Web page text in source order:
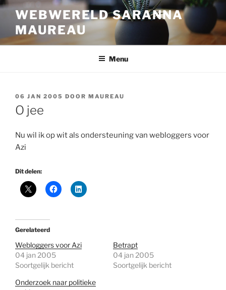
Ga
inhoud
WEBWERELD SARANNA
MAUREAU
Menu
GEPLAATST
OP
06 JAN 2005 DOOR MAUREAU
O jee
Nu wil ik op wit als ondersteuning van webloggers voor
Azi
Dit delen:
Gerelateerd
Webloggers voor Azi
04 jan 2005
Soortgelijk bericht
Betrapt
04 jan 2005
Soortgelijk bericht
Onderzoek naar politieke